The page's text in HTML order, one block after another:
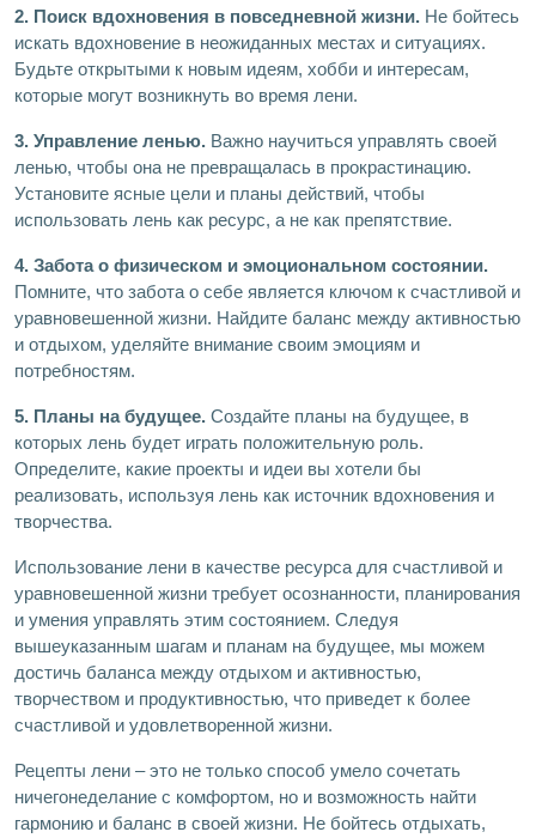
2. Поиск вдохновения в повседневной жизни. Не бойтесь
искать вдохновение в неожиданных местах и ситуациях.
Будьте открытыми к новым идеям, хобби и интересам,
которые могут возникнуть во время лени.
3. Управление ленью. Важно научиться управлять своей
ленью, чтобы она не превращалась в прокрастинацию.
Установите ясные цели и планы действий, чтобы
использовать лень как ресурс, а не как препятствие.
4. Забота о физическом и эмоциональном состоянии.
Помните, что забота о себе является ключом к счастливой и
уравновешенной жизни. Найдите баланс между активностью
и отдыхом, уделяйте внимание своим эмоциям и
потребностям.
5. Планы на будущее. Создайте планы на будущее, в
которых лень будет играть положительную роль.
Определите, какие проекты и идеи вы хотели бы
реализовать, используя лень как источник вдохновения и
творчества.
Использование лени в качестве ресурса для счастливой и
уравновешенной жизни требует осознанности, планирования
и умения управлять этим состоянием. Следуя
вышеуказанным шагам и планам на будущее, мы можем
достичь баланса между отдыхом и активностью,
творчеством и продуктивностью, что приведет к более
счастливой и удовлетворенной жизни.
Рецепты лени – это не только способ умело сочетать
ничегонеделание с комфортом, но и возможность найти
гармонию и баланс в своей жизни. Не бойтесь отдыхать,